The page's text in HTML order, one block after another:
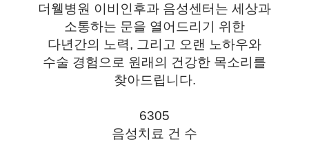
더웰병원 이비인후과 음성센터는 세상과
소통하는 문을 열어드리기 위한
다년간의 노력, 그리고 오랜 노하우와
수술 경험으로 원래의 건강한 목소리를
찾아드립니다.
6305
음성치료 건 수